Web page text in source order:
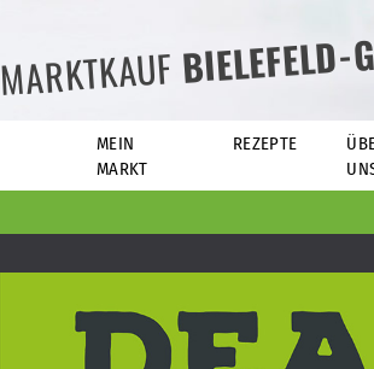
MARKTKAUF
MEIN
MARKT
REZEPTE